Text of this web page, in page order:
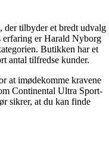
der tilbyder et bredt udvalg
er Harald Nyborg
Butikken har et
antal tilfredse kunder.
at imødekomme kravene
Continental Ultra Sport-
sikrer, at du kan finde